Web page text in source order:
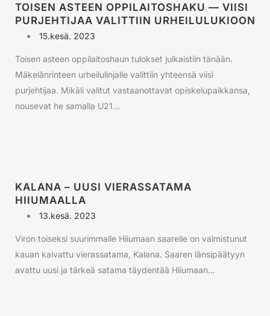
TOISEN ASTEEN OPPILAITOSHAKU — VIISI
PURJEHTIJAA VALITTIIN URHEILULUKIOON
15.kesä. 2023
Toisen asteen oppilaitoshaun tulokset julkaistiin tänään.
Mäkelänrinteen urheilulinjalle valittiin yhteensä viisi
purjehtijaa. Mikäli valitut vastaanottavat opiskelupaikkansa,
nousevat he samalla U21...
KALANA – UUSI VIERASSATAMA
HIIUMAALLA
13.kesä. 2023
Viron toiseksi suurimmalle Hiiumaan saarelle on valmistunut
kauan kaivattu vierassatama, Kalana. Saaren länsipäätyyn
avattu uusi ja tärkeä satama täydentää Hiiumaan...